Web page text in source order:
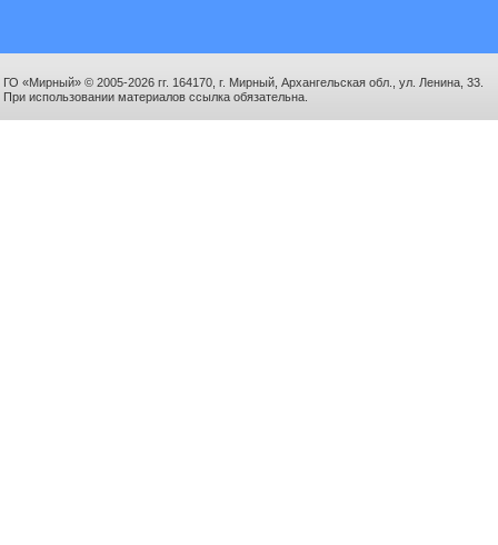
ГО «Мирный» © 2005-2026 гг. 164170, г. Мирный, Архангельская обл., ул. Ленина, 33.
При использовании материалов ссылка обязательна.